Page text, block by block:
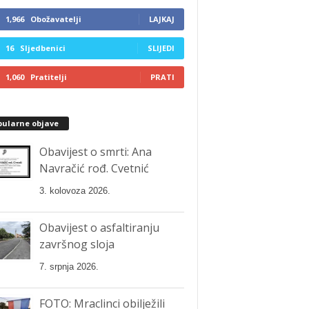
1,966 Obožavatelji LAJKAJ
16 Sljedbenici SLIJEDI
1,060 Pratitelji PRATI
objave
Obavijest o smrti: Ana
Navračić rođ. Cvetnić
3. kolovoza 2026.
Obavijest o asfaltiranju
završnog sloja
7. srpnja 2026.
FOTO: Mraclinci obilježili